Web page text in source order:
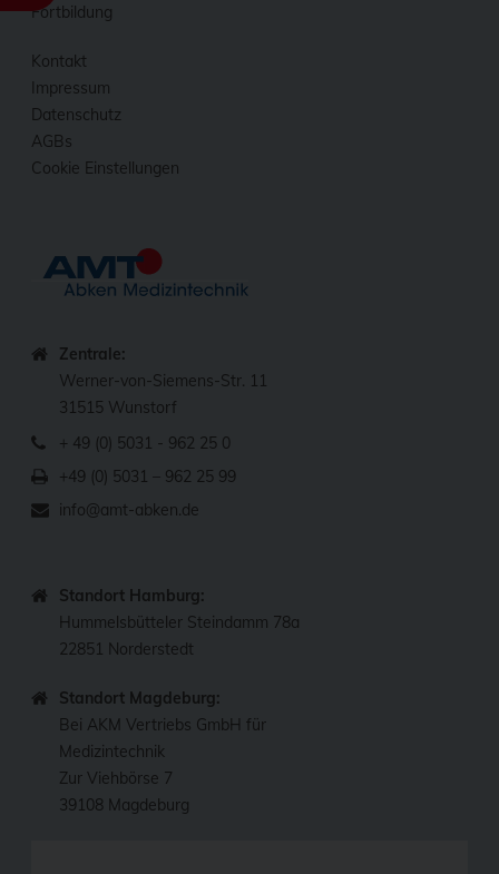
Fortbildung
Kontakt
Impressum
Datenschutz
AGBs
Cookie Einstellungen
Zentrale:
Werner-von-Siemens-Str. 11
31515 Wunstorf
+ 49 (0) 5031 - 962 25 0
+49 (0) 5031 – 962 25 99
info@amt-abken.de
Standort Hamburg:
Hummelsbütteler Steindamm 78a
22851 Norderstedt
Standort Magdeburg:
Bei AKM Vertriebs GmbH für
Medizintechnik
Zur Viehbörse 7
39108 Magdeburg